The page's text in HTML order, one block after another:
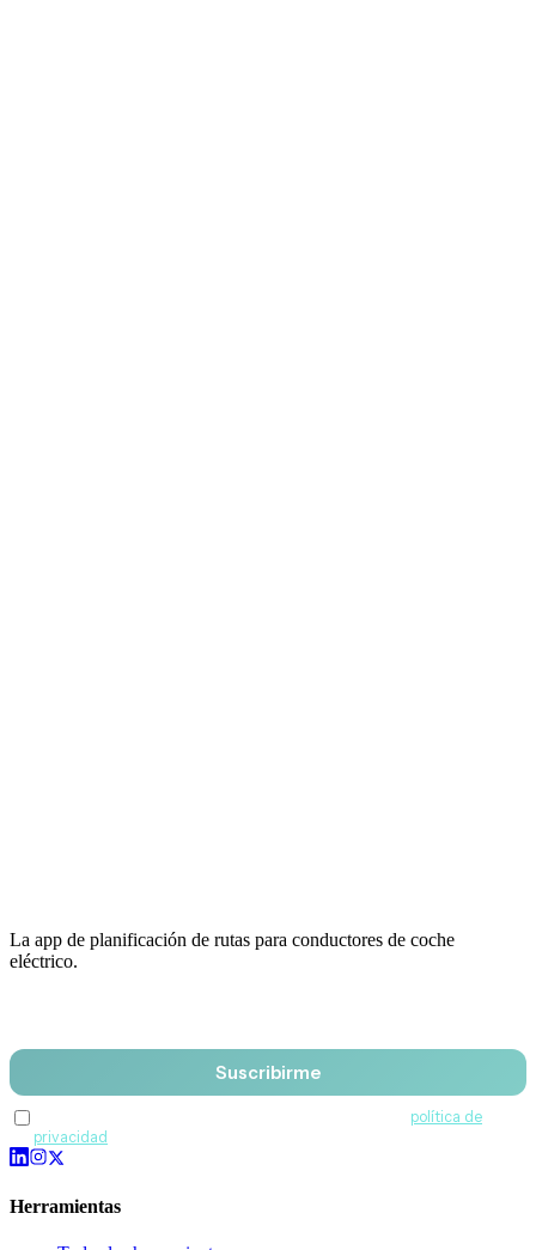
La app de planificación de rutas para conductores de coche
eléctrico.
Suscribirme
política de
privacidad
Herramientas